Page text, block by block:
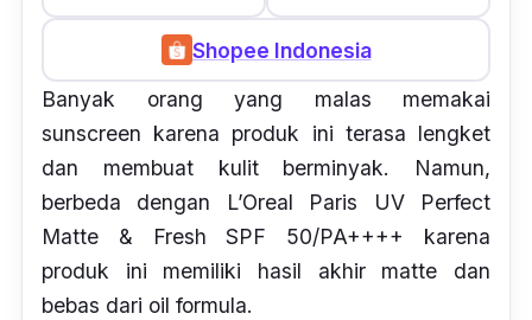
Shopee Indonesia
Banyak orang yang malas memakai
sunscreen karena produk ini terasa lengket
dan membuat kulit berminyak. Namun,
berbeda dengan L’Oreal Paris UV Perfect
Matte & Fresh SPF 50/PA++++ karena
produk ini memiliki hasil akhir matte dan
bebas dari oil formula.